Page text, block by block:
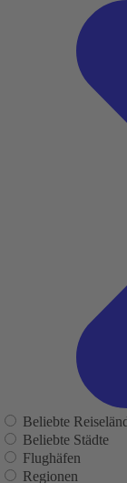
Beliebte
Beliebte Städte
Flughäfen
Regionen